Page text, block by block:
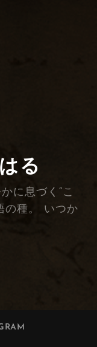
る
に息づく“こ
の種。 いつか